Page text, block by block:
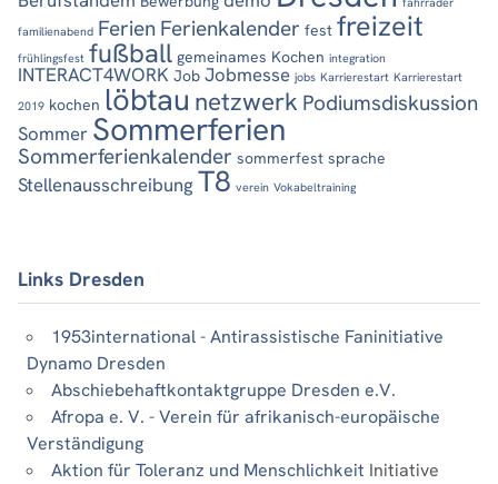
familienabend Ferien Ferienkalender fest freizeit
frühlingsfest fußball gemeinames Kochen integration
INTERACT4WORK Job Jobmesse jobs Karrierestart Karrierestart
2019 kochen löbtau netzwerk Podiumsdiskussion
Sommer Sommerferien
Sommerferienkalender sommerfest sprache
Stellenausschreibung T8 verein Vokabeltraining
Links Dresden
1953international - Antirassistische Faninitiative
Dynamo Dresden
Abschiebehaftkontaktgruppe Dresden e.V.
Afropa e. V. - Verein für afrikanisch-europäische
Verständigung
Aktion für Toleranz und Menschlichkeit Initiative